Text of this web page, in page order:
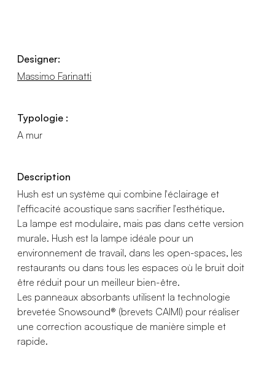
Designer:
Massimo Farinatti
Typologie :
A mur
Description
Hush est un système qui combine l'éclairage et
l'efficacité acoustique sans sacrifier l'esthétique.
La lampe est modulaire, mais pas dans cette version
murale. Hush est la lampe idéale pour un
environnement de travail, dans les open-spaces, les
restaurants ou dans tous les espaces où le bruit doit
être réduit pour un meilleur bien-être.
Les panneaux absorbants utilisent la technologie
brevetée Snowsound® (brevets CAIMI) pour réaliser
une correction acoustique de manière simple et
rapide.